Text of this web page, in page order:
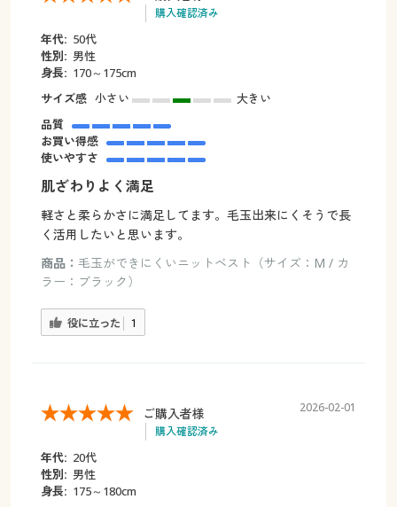
購入確認済み
年代: 50代
性別: 男性
身長: 170～175cm
サイズ感 小さい
大きい
品質
お買い得感
使いやすさ
肌ざわりよく満足
軽さと柔らかさに満足してます。毛玉出来にくそうで長
く活用したいと思います。
商品： 毛玉ができにくいニットベスト（サイズ：M / カ
ラー：ブラック）
役に立った 1
ご購入者様
購入確認済み
2026-02-01
年代: 20代
性別: 男性
身長: 175～180cm